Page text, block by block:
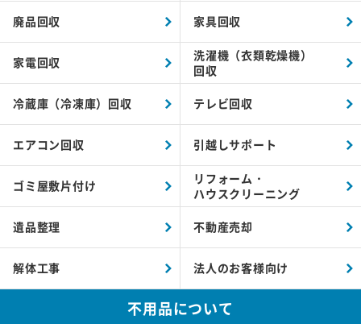
廃品回収 家具回収
家電回収
洗濯機（衣類乾燥機）
回収
冷蔵庫（冷凍庫）回収 テレビ回収
エアコン回収 引越しサポート
ゴミ屋敷片付け
リフォーム・
ハウスクリーニング
遺品整理 不動産売却
解体工事 法人のお客様向け
不用品について